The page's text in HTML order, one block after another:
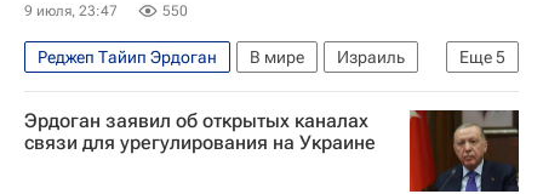
9 июля, 23:47 550
Еще5
Реджеп Тайип Эрдоган В мире
Израиль
Турция
США
Биньямин Нетаньяху
Дональд Трамп
Эрдоган заявил об открытых каналах
связи для урегулирования на Украине